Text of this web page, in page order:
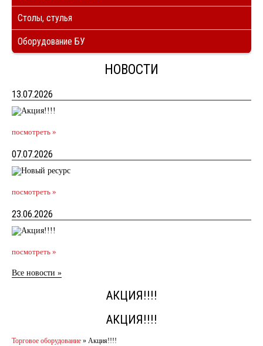
Столы, стулья
Оборудование БУ
НОВОСТИ
13.07.2026
посмотреть »
07.07.2026
посмотреть »
23.06.2026
посмотреть »
Все новости »
АКЦИЯ!!!!
АКЦИЯ!!!!
Торговое оборудование » Акция!!!!